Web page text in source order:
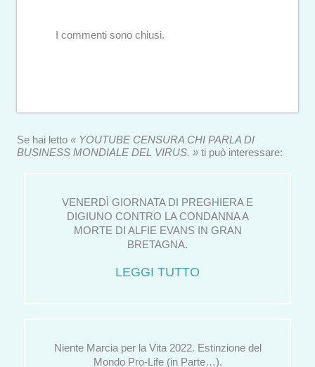
I commenti sono chiusi.
Se hai letto « YOUTUBE CENSURA CHI PARLA DI
BUSINESS MONDIALE DEL VIRUS. » ti può interessare:
VENERDÌ GIORNATA DI PREGHIERA E
DIGIUNO CONTRO LA CONDANNA A
MORTE DI ALFIE EVANS IN GRAN
BRETAGNA.
LEGGI TUTTO
Niente Marcia per la Vita 2022. Estinzione del
Mondo Pro-Life (in Parte…).